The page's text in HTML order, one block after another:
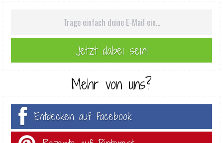
Mehr von uns?
Entdecken auf Facebook